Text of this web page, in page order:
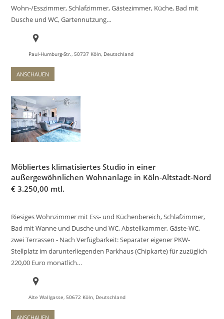
Wohn-/Esszimmer, Schlafzimmer, Gästezimmer, Küche, Bad mit
Dusche und WC, Gartennutzung…
Paul-Humburg-Str., 50737 Köln, Deutschland
ANSCHAUEN
Möbliertes klimatisiertes Studio in einer
außergewöhnlichen Wohnanlage in Köln-Altstadt-Nord
€ 3.250,00 mtl.
Riesiges Wohnzimmer mit Ess- und Küchenbereich, Schlafzimmer,
Bad mit Wanne und Dusche und WC, Abstellkammer, Gäste-WC,
zwei Terrassen - Nach Verfügbarkeit: Separater eigener PKW-
Stellplatz im darunterliegenden Parkhaus (Chipkarte) für zuzüglich
220,00 Euro monatlich…
Alte Wallgasse, 50672 Köln, Deutschland
ANSCHAUEN